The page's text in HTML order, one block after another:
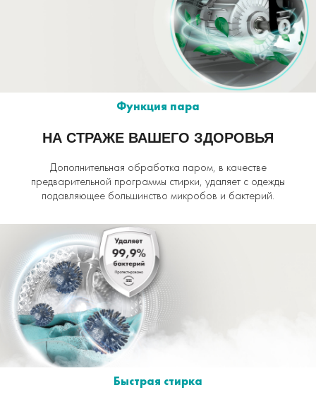
Функция пара
НА СТРАЖЕ ВАШЕГО ЗДОРОВЬЯ
Дополнительная обработка паром, в качестве
предварительной программы стирки, удаляет с одежды
подавляющее большинство микробов и бактерий.
Быстрая стирка